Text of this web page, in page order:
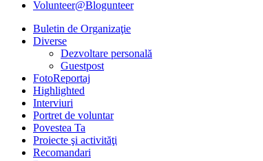
Volunteer@Blogunteer
Buletin de Organizaţie
Diverse
Dezvoltare personală
Guestpost
FotoReportaj
Highlighted
Interviuri
Portret de voluntar
Povestea Ta
Proiecte şi activităţi
Recomandari